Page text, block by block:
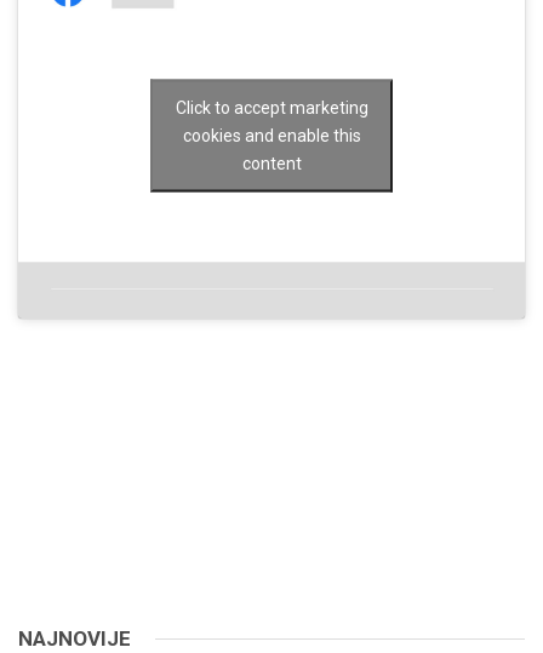
Click to accept marketing
cookies and enable this
content
NAJNOVIJE